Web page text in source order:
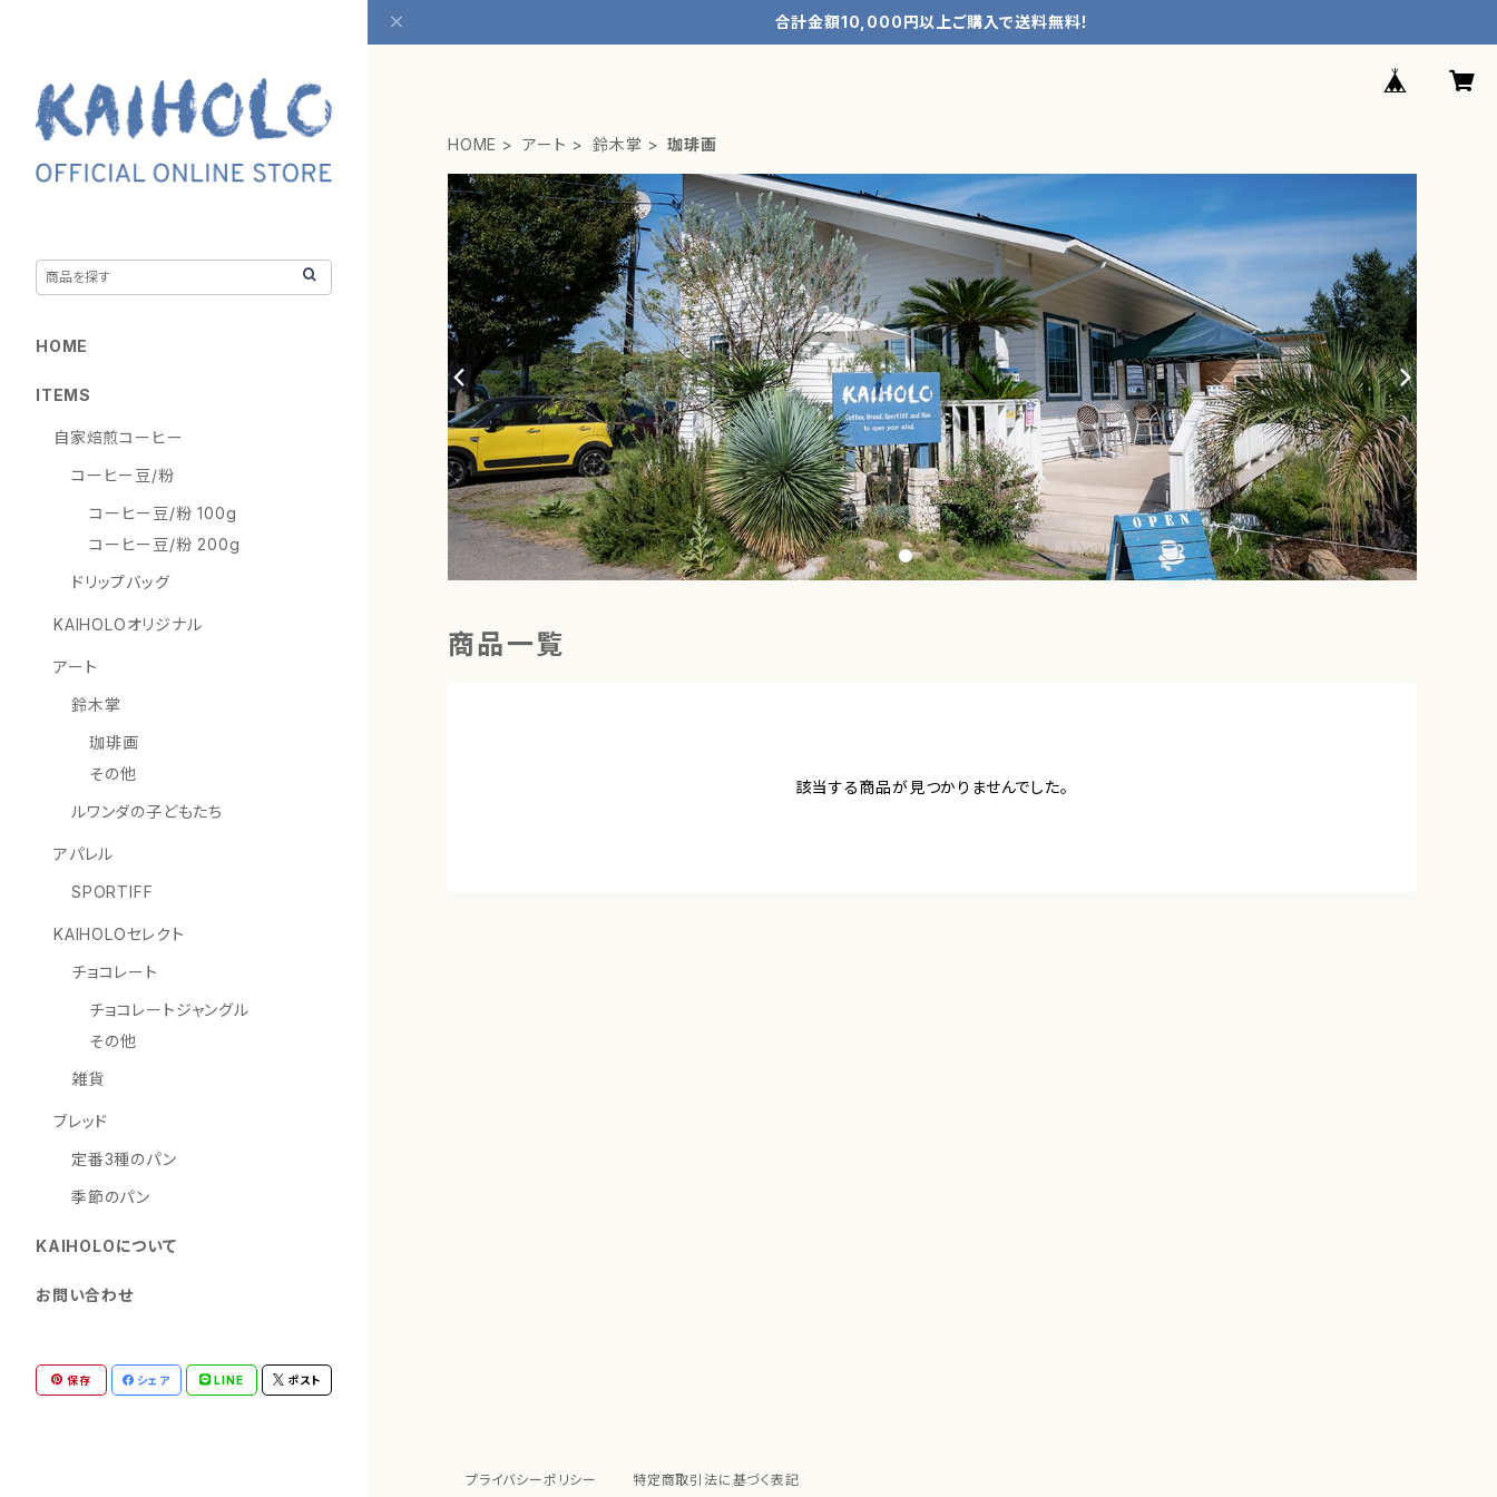
合計金額10,000円以上ご購入で送料無料！
HOME アート 鈴木掌 珈琲画
商品一覧
該当する商品が見つかりませんでした。
HOME
ITEMS
自家焙煎コーヒー
コーヒー豆/粉
コーヒー豆/粉 100g
コーヒー豆/粉 200g
ドリップバッグ
KAIHOLOオリジナル
アート
鈴木掌
珈琲画
その他
ルワンダの子どもたち
アパレル
SPORTIFF
KAIHOLOセレクト
チョコレート
チョコレートジャングル
その他
雑貨
ブレッド
定番3種のパン
季節のパン
KAIHOLOについて
お問い合わせ
保存 シェア LINE ポスト
プライバシーポリシー 特定商取引法に基づく表記